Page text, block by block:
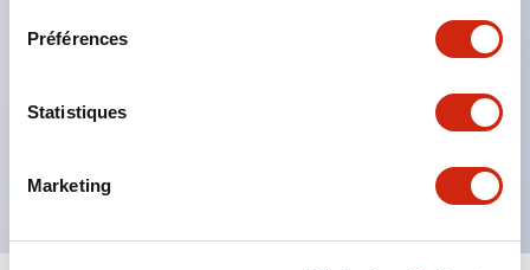
Préférences
Statistiques
Marketing
câblage de l'unité de contrôle montée sur panneau
Il existe quatre types de fixation pour la boîte :
fixation directe, fixation arrière, fixation par crochet